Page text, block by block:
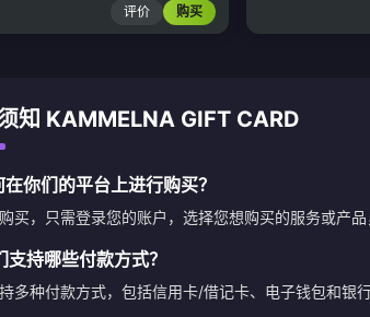
评价 购买
知 KAMMELNA GIFT CARD
在你们的平台上进行购买？
买，只需登录您的账户，选择您想购买的服务或产
支持哪些付款方式？
多种付款方式，包括信用卡/借记卡、电子钱包和银